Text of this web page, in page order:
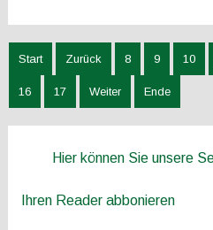
Start Zurück 8 9 10
16 17 Weiter Ende
Hier können Sie unsere
Ihren Reader abbonieren